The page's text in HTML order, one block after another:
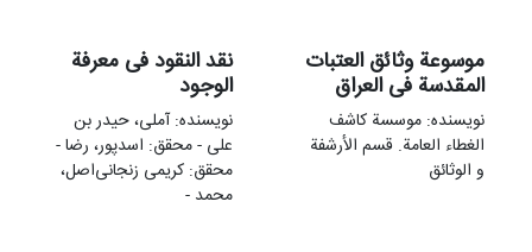
موسوعة وثائق العتبات
المقدسة فی العراق
نویسنده: موسسة کاشف
الغطاء العامة. قسم الأرشفة
و الوثائق
نقد النقود فی معرفة
الوجود
نویسنده: آملی، حیدر بن
علی - محقق: اسدپور، رضا -
محقق: کریمی زنجانی‌اصل،
محمد -